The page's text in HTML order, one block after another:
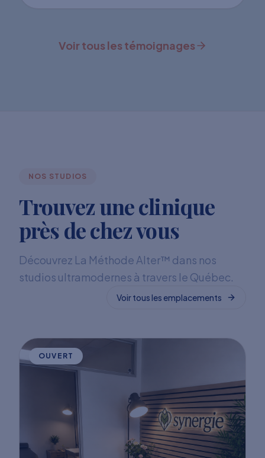
Voir tous les témoignages
NOS STUDIOS
Trouvez une clinique
près de chez vous
Découvrez La Méthode Alter™ dans nos
studios ultramodernes à travers le Québec.
Voir tous les emplacements
OUVERT